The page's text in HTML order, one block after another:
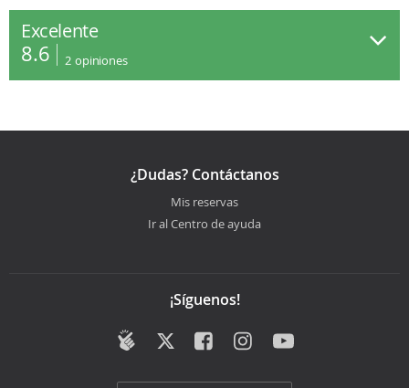
Excelente
8.6 2 opiniones
¿Dudas? Contáctanos
Mis reservas
Ir al Centro de ayuda
¡Síguenos!